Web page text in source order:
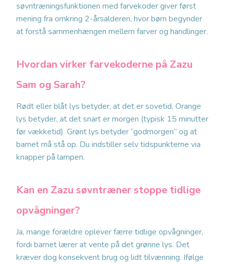
søvntræningsfunktionen med farvekoder giver først
mening fra omkring 2-årsalderen, hvor børn begynder
at forstå sammenhængen mellem farver og handlinger.
Hvordan virker farvekoderne på Zazu
Sam og Sarah?
Rødt eller blåt lys betyder, at det er sovetid. Orange
lys betyder, at det snart er morgen (typisk 15 minutter
før vækketid). Grønt lys betyder “godmorgen” og at
barnet må stå op. Du indstiller selv tidspunkterne via
knapper på lampen.
Kan en Zazu søvntræner stoppe tidlige
opvågninger?
Ja, mange forældre oplever færre tidlige opvågninger,
fordi barnet lærer at vente på det grønne lys. Det
kræver dog konsekvent brug og lidt tilvænning. Ifølge